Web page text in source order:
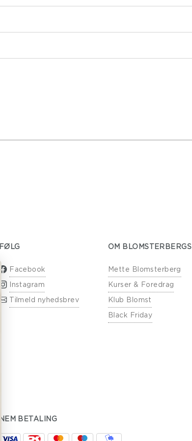
FØLG
Facebook
Instagram
Tilmeld nyhedsbrev
OM BLOMSTERBERGS
Mette Blomsterberg
Kurser & Foredrag
Klub Blomst
Black Friday
NEM BETALING